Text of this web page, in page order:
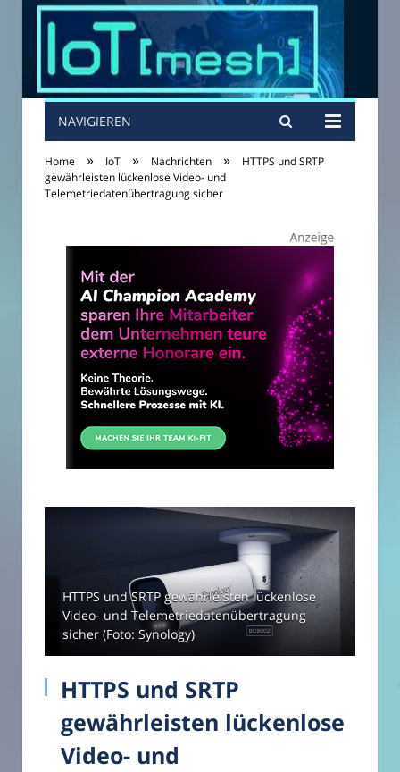
NAVIGIEREN
Home » IoT » Nachrichten »
HTTPS und SRTP
gewährleisten lückenlose Video- und
Telemetriedatenübertragung sicher
HTTPS und SRTP gewährleisten lückenlose
Video- und Telemetriedatenübertragung
sicher (Foto: Synology)
HTTPS und SRTP
gewährleisten lückenlose
Video- und